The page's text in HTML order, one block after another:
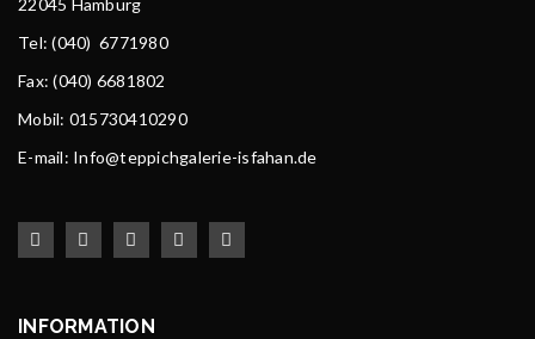
22045 Hamburg
Tel: (040) 6771980
Fax: (040) 6681802
Mobil: 015730410290
E-mail: Info@teppichgalerie-isfahan.de
INFORMATION